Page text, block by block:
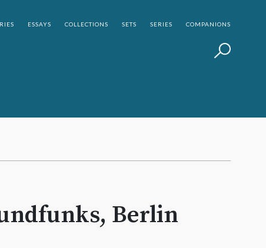
ESSAYS COLLECTIONS SETS SERIES COMPANIONS
Berlin